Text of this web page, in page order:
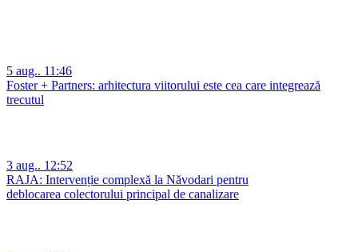
5 aug.. 11:46
Foster + Partners: arhitectura viitorului este cea care integrează
trecutul
3 aug.. 12:52
RAJA: Intervenție complexă la Năvodari pentru
deblocarea colectorului principal de canalizare